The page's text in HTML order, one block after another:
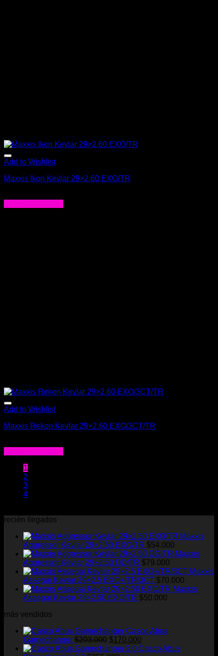
Add to Wishlist
Maxxis Ikon Kevlar 29×2.60 EXO/TR
Add to Wishlist
Maxxis Rekon Kevlar 29×2.60 EXO/3CT/TR
1
2
3
4
recién llegados
Maxxis
Aggressor Kevlar 29×2.50 EXO/TR $54.000
Maxxis
Aggressor Kevlar 29×2.50 DD/TR $79.000
Maxxis
Assegai Kevlar 29×2.5 EXO+/TR/3CT $70.000
Maxxis
Assegai Kevlar 29×2.50 EXO/TR $50.000
más vendidos
Casco Abus
Gamechanger $203.000 El
precio
$170.000
precio
Casco Abus